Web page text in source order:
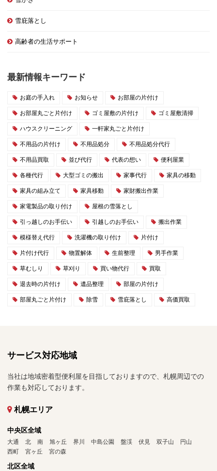
雪庇落とし
高齢者の生活サポート
最新情報キーワード
お庭の手入れ お知らせ お部屋の片付け
お部屋丸ごと片付け ゴミ屋敷の片付け ゴミ屋敷清掃
ハウスクリーニング 一軒家丸ごと片付け
不用品の片付け 不用品処分 不用品処分代行
不用品買取 並び代行 代表の想い 便利屋業
各種代行 大型ゴミの搬出 家事代行 家具の移動
家具の組み立て 家具移動 家財搬出作業
家電製品の取り付け 屋根の雪落とし
引っ越しのお手伝い 引越しのお手伝い 搬出作業
模様替え代行 洗濯機の取り付け 片付け
片付け代行 物置解体 生前整理 男手作業
草むしり 草刈り 買い物代行 買取
退去時の片付け 遺品整理 部屋の片付け
部屋丸ごと片付け 除雪 雪庇落とし 高価買取
サービス対応地域
当社は地域密着型便利屋を目指しておりますので、札幌周辺での
作業も対応しております。
札幌エリア
中央区全域
大通 北 南 旭ヶ丘 界川 中島公園 盤渓 伏見 双子山
円山
西町
宮ヶ丘 宮の森
北区全域